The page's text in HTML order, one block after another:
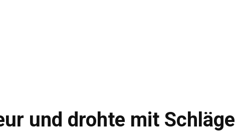
und drohte mit Schläge